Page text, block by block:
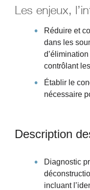
Les enjeux,
Réduire et
dans les
contrôlant
Établir le
nécessaire
Description
Diagnostic
incluant